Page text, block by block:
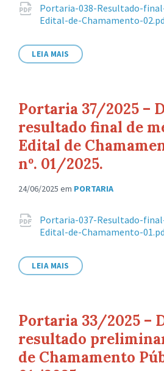
Anexos
Portaria-038-Resultado-
Edital-de-Chamamento-
LEIA MAIS
Portaria 37/2025 –
resultado final de
Edital de
nº. 01/2025.
24/06/2025 em PORTARIA
Anexos
Portaria-037-Resultado-
Edital-de-Chamamento-
LEIA MAIS
Portaria 33/2025 –
resultado
de Chamamento